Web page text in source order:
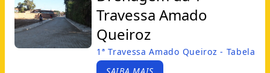
Travessa Amado
Queiroz
1ª Travessa Amado Queiroz - Tabela